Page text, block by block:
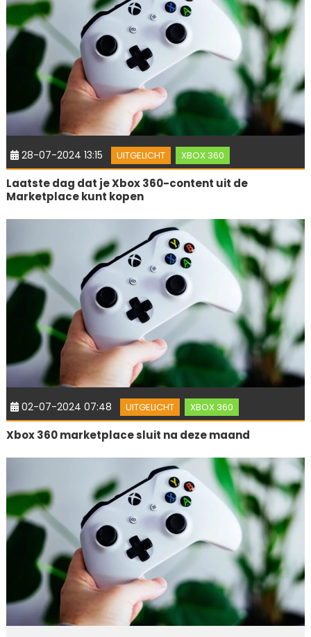
28-07-2024 13:15 UITGELICHT XBOX 360
Laatste dag dat je Xbox 360-content uit de
Marketplace kunt kopen
02-07-2024 07:48 UITGELICHT XBOX 360
Xbox 360 marketplace sluit na deze maand